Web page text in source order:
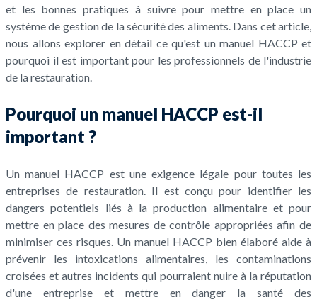
et les bonnes pratiques à suivre pour mettre en place un
système de gestion de la sécurité des aliments. Dans cet article,
nous allons explorer en détail ce qu'est un manuel HACCP et
pourquoi il est important pour les professionnels de l'industrie
de la restauration.
Pourquoi un manuel HACCP est-il
important ?
Un manuel HACCP est une exigence légale pour toutes les
entreprises de restauration. Il est conçu pour identifier les
dangers potentiels liés à la production alimentaire et pour
mettre en place des mesures de contrôle appropriées afin de
minimiser ces risques. Un manuel HACCP bien élaboré aide à
prévenir les intoxications alimentaires, les contaminations
croisées et autres incidents qui pourraient nuire à la réputation
d'une entreprise et mettre en danger la santé des